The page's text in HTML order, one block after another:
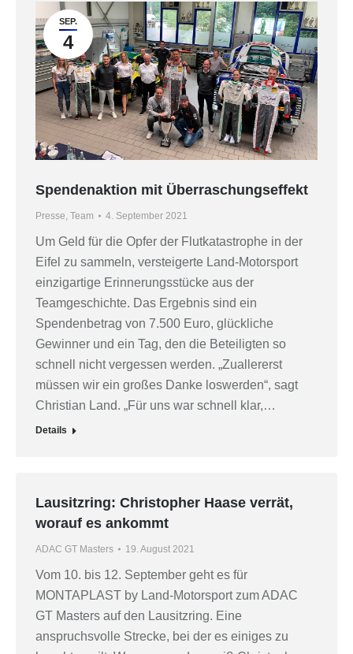
SEP.
4
Spendenaktion mit Überraschungseffekt
Presse, Team 4. September 2021
Um Geld für die Opfer der Flutkatastrophe in der
Eifel zu sammeln, versteigerte Land-Motorsport
einzigartige Erinnerungsstücke aus der
Teamgeschichte. Das Ergebnis sind ein
Spendenbetrag von 7.500 Euro, glückliche
Gewinner und ein Tag, den die Beteiligten so
schnell nicht vergessen werden. „Zuallererst
müssen wir ein großes Danke loswerden“, sagt
Christian Land. „Für uns war schnell klar,…
Details
Lausitzring: Christopher Haase verrät,
worauf es ankommt
ADAC GT Masters 19. August 2021
Vom 10. bis 12. September geht es für
MONTAPLAST by Land-Motorsport zum ADAC
GT Masters auf den Lausitzring. Eine
anspruchsvolle Strecke, bei der es einiges zu